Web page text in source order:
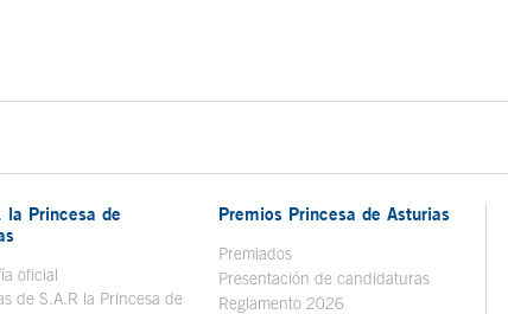
la Princesa de
oficial Se abre en ventana nueva
de S.A.R la Princesa de
Premios Princesa de Asturias
Premiados
Presentación de candidaturas
Reglamento 2026